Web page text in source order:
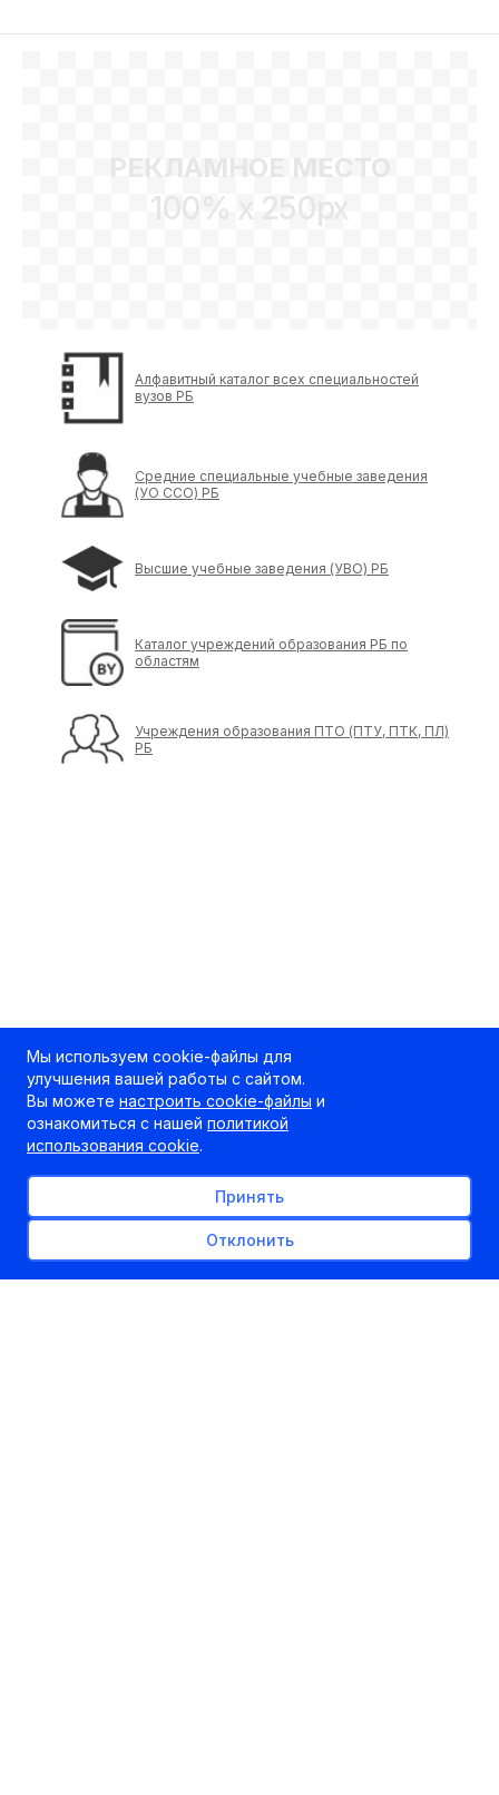
РЕКЛАМНОЕ МЕСТО
100% x 250px
Алфавитный каталог всех специальностей
вузов РБ
Средние специальные учебные заведения
(УО ССО) РБ
Высшие учебные заведения (УВО) РБ
Каталог учреждений образования РБ по
областям
Учреждения образования ПТО (ПТУ, ПТК, ПЛ)
РБ
Мы используем cookie-файлы для
улучшения вашей работы с сайтом.
Вы можете настроить cookie-файлы и
ознакомиться с нашей политикой
использования cookie.
Принять
Отклонить